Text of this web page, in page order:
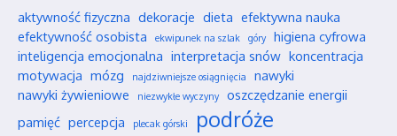
aktywność fizyczna dekoracje dieta efektywna nauka
efektywność osobista
ekwipunek na szlak góry
higiena cyfrowa
inteligencja emocjonalna interpretacja snów koncentracja
motywacja mózg najdziwniejsze osiągnięcia
nawyki
nawyki żywieniowe
niezwykłe wyczyny
oszczędzanie energii
pamięć percepcja plecak górski podróże